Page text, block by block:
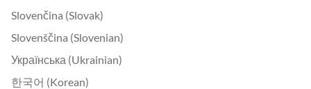
Slovenčina (Slovak)
Slovenščina (Slovenian)
Українська (Ukrainian)
한국어 (Korean)